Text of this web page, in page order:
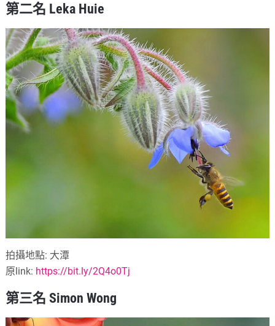
第二名 Leka Huie
拍攝地點: 大潭
原link: https://bit.ly/2Q4o0Tj
第三名 Simon Wong